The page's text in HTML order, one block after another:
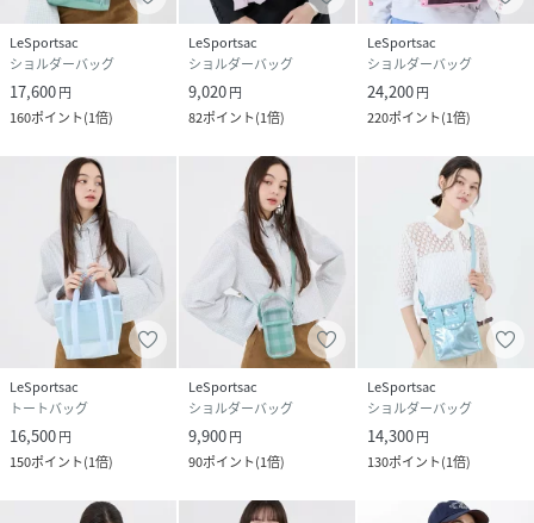
性別タイプ ユニセックス
素材 ナイロン
サイズ フリー
品番
RQ0208_1818LD56
1818LD56-BL-F RQ0208
LeSportsac
ショルダーバッグ
17,600円
160ポイント(1倍)
LeSportsac
ショルダーバッグ
9,020円
82ポイント(1倍)
LeSportsac
ショルダーバッグ
24,200円
220ポイント(1倍)
LeSportsac
トートバッグ
16,500円
150ポイント(1倍)
LeSportsac
ショルダーバッグ
9,900円
90ポイント(1倍)
LeSportsac
ショルダーバッグ
14,300円
130ポイント(1倍)